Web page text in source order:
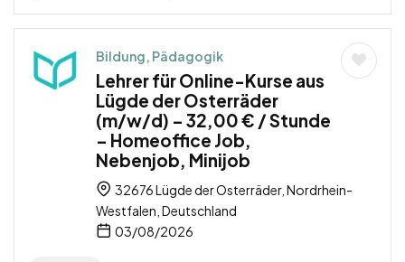
Bildung, Pädagogik
Lehrer für Online-Kurse aus
Lügde der Osterräder
(m/w/d) – 32,00 € / Stunde
– Homeoffice Job,
Nebenjob, Minijob
32676 Lügde der Osterräder, Nordrhein-
Westfalen, Deutschland
03/08/2026